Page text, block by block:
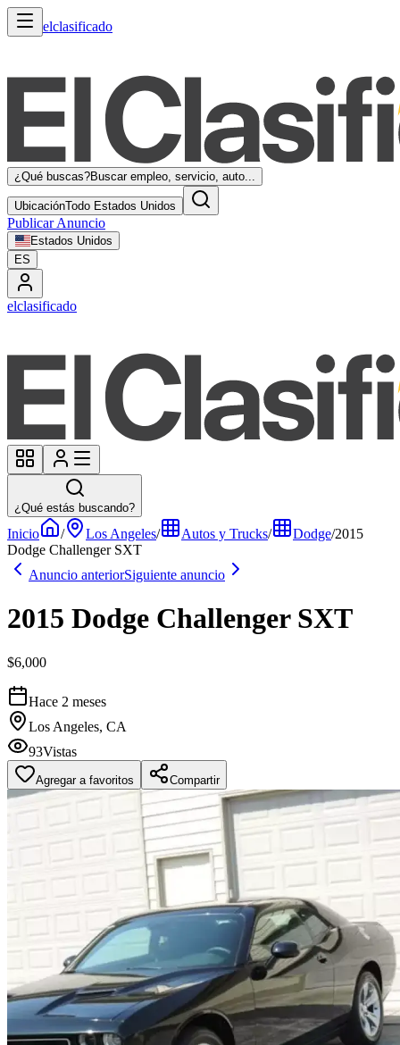
elclasificado
¿Qué buscas?Buscar empleo, servicio, auto...
UbicaciónTodo Estados Unidos
Publicar Anuncio
Estados Unidos
ES
elclasificado
¿Qué estás buscando?
Inicio / Los Angeles/ Autos y Trucks/ Dodge/2015
Dodge Challenger SXT
Anuncio anteriorSiguiente anuncio
2015 Dodge Challenger SXT
$6,000
Hace 2 meses
Los Angeles, CA
93Vistas
Agregar a favoritos Compartir